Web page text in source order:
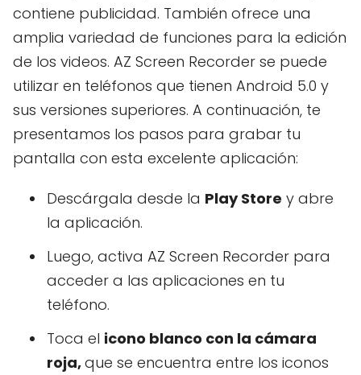
contiene publicidad. También ofrece una
amplia variedad de funciones para la edición
de los videos. AZ Screen Recorder se puede
utilizar en teléfonos que tienen Android 5.0 y
sus versiones superiores. A continuación, te
presentamos los pasos para grabar tu
pantalla con esta excelente aplicación:
Descárgala desde la Play Store y abre
la aplicación.
Luego, activa AZ Screen Recorder para
acceder a las aplicaciones en tu
teléfono.
Toca el icono blanco con la cámara
roja,que se encuentra entre los iconos